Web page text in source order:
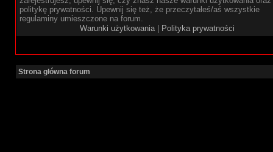
politykę prywatności. Upewnij się też, że przeczytałeś/aś wszystkie
regulaminy umieszczone na forum.
Warunki użytkowania| Polityka prywatności
Strona główna forum